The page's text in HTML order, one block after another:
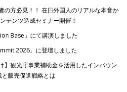
の方必見！！ 在日外国人のリアルな本音か
テンツ造成セミナー開催！
Base」にて講演しました
2026」に登壇しました
】観光庁事業補助金を活用したインバウン
販売促進戦略とは